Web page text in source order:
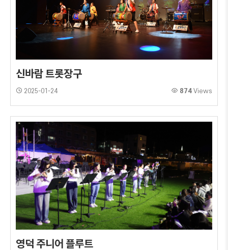
신바람 트롯장구
2025-01-24 874 Views
영덕 주니어 플루트